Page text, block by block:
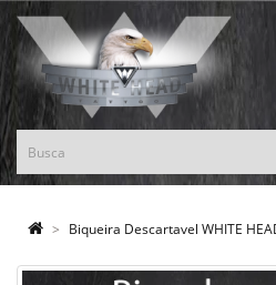
Biqueira Descartavel WHITE